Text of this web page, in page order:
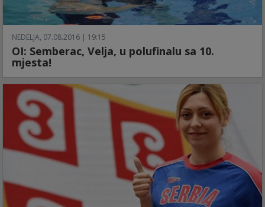
NEDELJA, 07.08.2016 | 19:15
OI: Semberac, Velja, u polufinalu sa 10.
mjesta!